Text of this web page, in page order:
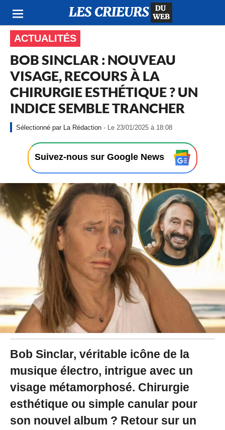
ACTUALITÉS
BOB SINCLAR : NOUVEAU
VISAGE, RECOURS À LA
CHIRURGIE ESTHÉTIQUE ? UN
INDICE SEMBLE TRANCHER
La Rédaction - Le 23/01/2025 à 18:08
2
3
/
0
1
/
0
2
5
à
1
0
Suivez-nous sur Google News
Bob Sinclar, véritable icône de la
musique électro, intrigue avec un
visage métamorphosé. Chirurgie
esthétique ou simple canular pour
son nouvel album ? Retour sur un